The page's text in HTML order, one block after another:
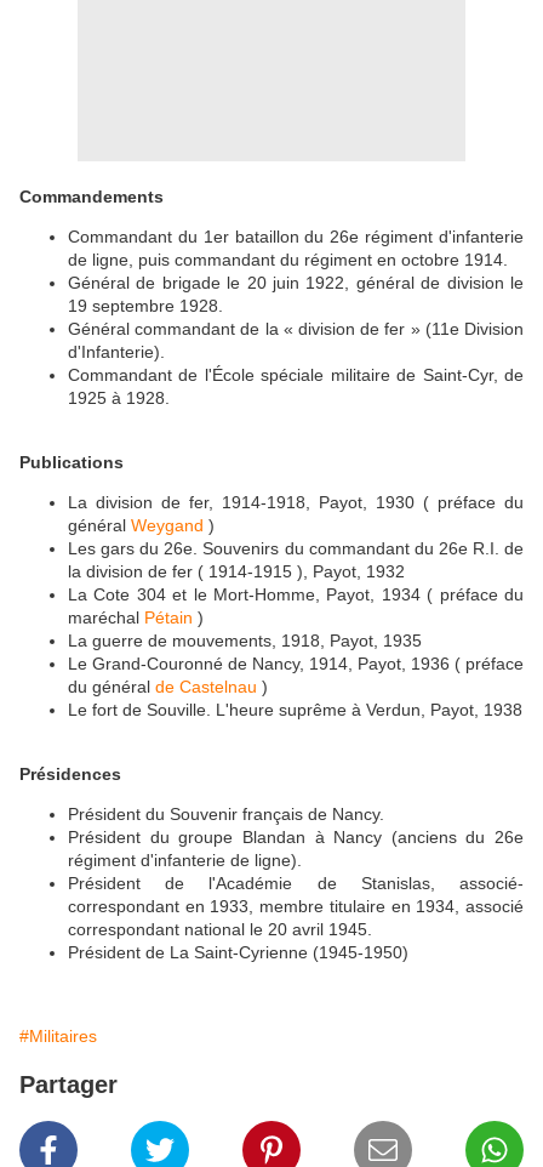
Commandements
Commandant du 1er bataillon du 26e régiment d'infanterie
de ligne, puis commandant du régiment en octobre 1914.
Général de brigade le 20 juin 1922, général de division le
19 septembre 1928.
Général commandant de la « division de fer » (11e Division
d'Infanterie).
Commandant de l'École spéciale militaire de Saint-Cyr, de
1925 à 1928.
Publications
La division de fer, 1914-1918, Payot, 1930 ( préface du
général Weygand )
Les gars du 26e. Souvenirs du commandant du 26e R.I. de
la division de fer ( 1914-1915 ), Payot, 1932
La Cote 304 et le Mort-Homme, Payot, 1934 ( préface du
maréchal Pétain )
La guerre de mouvements, 1918, Payot, 1935
Le Grand-Couronné de Nancy, 1914, Payot, 1936 ( préface
du général de Castelnau )
Le fort de Souville. L'heure suprême à Verdun, Payot, 1938
Présidences
Président du Souvenir français de Nancy.
Président du groupe Blandan à Nancy (anciens du 26e
régiment d'infanterie de ligne).
Président de l'Académie de Stanislas, associé-
correspondant en 1933, membre titulaire en 1934, associé
correspondant national le 20 avril 1945.
Président de La Saint-Cyrienne (1945-1950)
#Militaires
Partager